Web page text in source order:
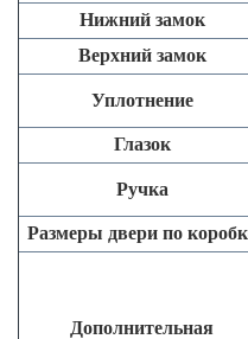
Нижний замок
Верхний замок
Уплотнение
Глазок
Ручка
Размеры двери по
Дополнительная